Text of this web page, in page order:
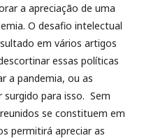
a apreciação de uma
O desafio intelectual
em vários artigos
essas políticas
a pandemia, ou as
surgido para isso. Sem
se constituem em
permitirá apreciar as